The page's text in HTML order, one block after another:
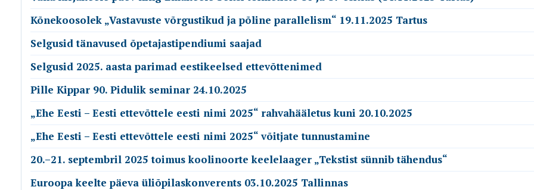
Kõnekoosolek „Vastavuste võrgustikud ja põline parallelism“ 19.11.2025 Tartus
Selgusid tänavused õpetajastipendiumi saajad
Selgusid 2025. aasta parimad eestikeelsed ettevõttenimed
Pille Kippar 90. Pidulik seminar 24.10.2025
„Ehe Eesti – Eesti ettevõttele eesti nimi 2025“ rahvahääletus kuni 20.10.2025
„Ehe Eesti – Eesti ettevõttele eesti nimi 2025“ võitjate tunnustamine
20.–21. septembril 2025 toimus koolinoorte keelelaager „Tekstist sünnib tähendus“
Euroopa keelte päeva üliõpilaskonverents 03.10.2025 Tallinnas